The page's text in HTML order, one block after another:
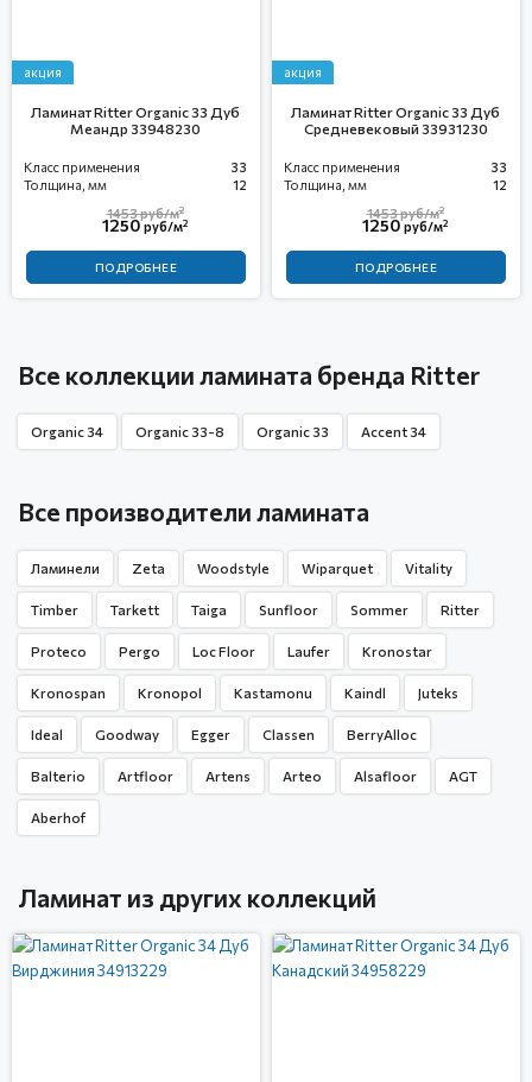
акция
Ламинат Ritter Organic 33 Дуб
Меандр 33948230
Класс применения
33
Толщина, мм
12
1250руб/м2
1453руб/м2
ПОДРОБНЕЕ
акция
Ламинат Ritter Organic 33 Дуб
Средневековый 33931230
Класс применения
33
Толщина, мм
12
1250руб/м2
1453руб/м2
ПОДРОБНЕЕ
Все коллекции ламината бренда Ritter
Organic 34 Organic 33-8 Organic 33 Accent 34
Все производители ламината
Ламинели Zeta Woodstyle Wiparquet Vitality
Timber Tarkett Taiga Sunfloor Sommer Ritter
Proteco Pergo Loc Floor Laufer Kronostar
Kronospan Kronopol Kastamonu Kaindl Juteks
Ideal Goodway Egger Classen BerryAlloc
Balterio Artfloor Artens Arteo Alsafloor AGT
Aberhof
Ламинат из других коллекций